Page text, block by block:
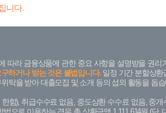
니다.
라 금융상품에 관한 중요 사항을 설명받을 권
하거나 받는 것은 불법입니다.일정 기간 분할상환
을 받아 대출모집 및 소개 등의 섭외 활동을 돕
함), 취급수수료 없음, 중도상환 수수료 없음, 중